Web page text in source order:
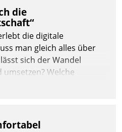
die
die digitale
man gleich alles über
sich der Wandel
Welche